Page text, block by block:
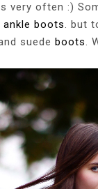
very often :)
boots. but
suede boots.